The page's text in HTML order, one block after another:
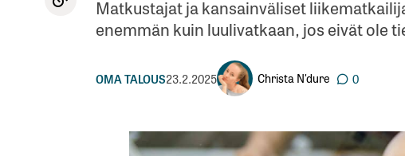
Matkustajat ja kansainväliset
enemmän kuin luulivatkaan, jos eivät ole
OMA TALOUS23.2.2025 Christa N'dure 0